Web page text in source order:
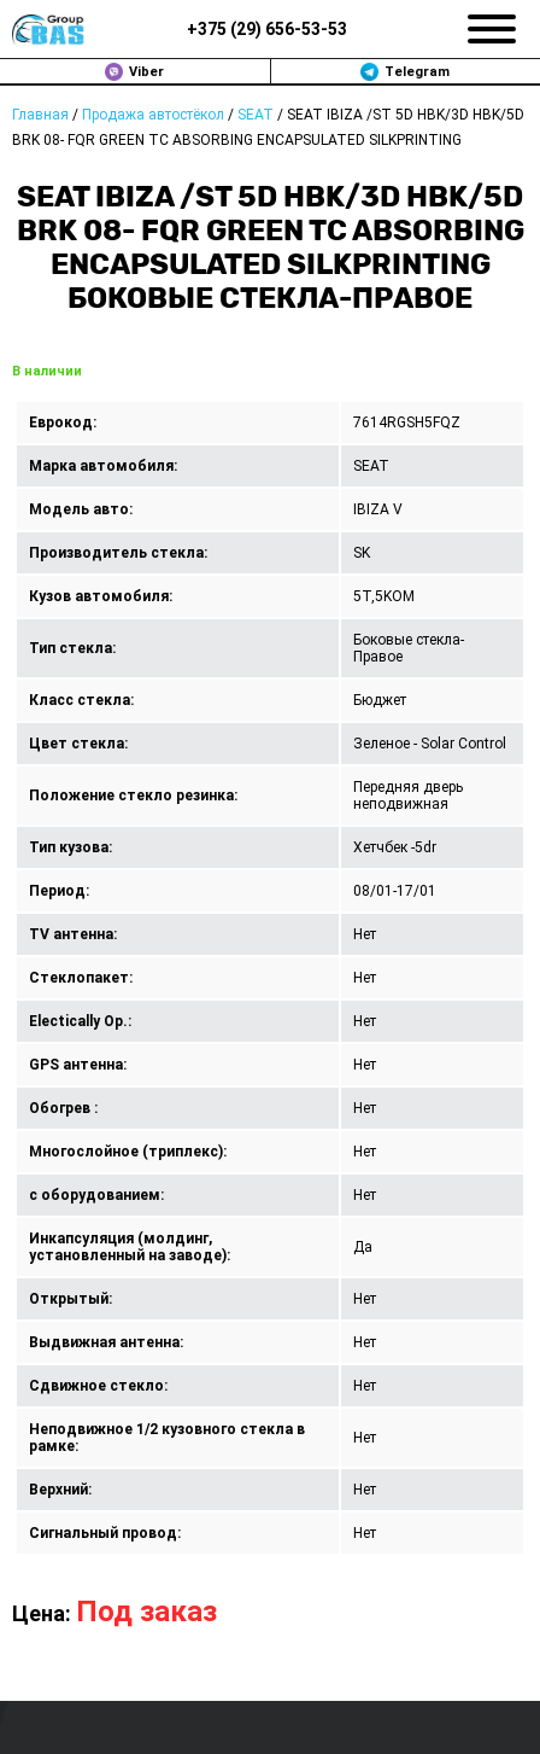
+375 (29) 656-53-53
Viber Telegram
Главная / Продажа автостёкол / SEAT / SEAT IBIZA /ST 5D HBK/3D HBK/5D
BRK 08- FQR GREEN TC ABSORBING ENCAPSULATED SILKPRINTING
SEAT IBIZA /ST 5D HBK/3D HBK/5D
BRK 08- FQR GREEN TC ABSORBING
ENCAPSULATED SILKPRINTING
БОКОВЫЕ СТЕКЛА-ПРАВОЕ
В наличии
Еврокод: 7614RGSH5FQZ
Марка автомобиля: SEAT
Модель авто: IBIZA V
Производитель стекла: SK
Кузов автомобиля: 5T,5KOM
Тип стекла:
Боковые стекла-
Правое
Класс стекла: Бюджет
Цвет стекла: Зеленое - Solar Control
Положение стекло резинка:
Передняя дверь
неподвижная
Тип кузова: Хетчбек -5dr
Период: 08/01-17/01
TV антенна: Нет
Стеклопакет: Нет
Electically Op.: Нет
GPS антенна: Нет
Обогрев : Нет
Многослойное (триплекс): Нет
с оборудованием: Нет
Инкапсуляция (молдинг,
установленный на заводе):
Да
Открытый: Нет
Выдвижная антенна: Нет
Сдвижное стекло: Нет
Неподвижное 1/2 кузовного стекла в
рамке:
Нет
Верхний: Нет
Сигнальный провод: Нет
Цена: Под заказ
ЗАМЕНА АВТОСТЕКОЛ В МИНСКЕ
ПРОДАЖА АВТОСТЁКОЛ
РЕМОНТ
ДОП. УСЛУГИ
ПОЛИТИКА КОНФИДЕНЦИАЛЬНОСТИ